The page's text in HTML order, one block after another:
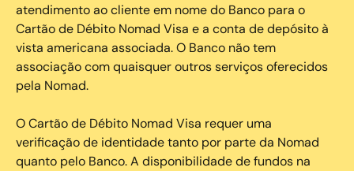
atendimento ao cliente em nome do Banco para o
Cartão de Débito Nomad Visa e a conta de depósito à
vista americana associada. O Banco não tem
associação com quaisquer outros serviços oferecidos
pela Nomad.
O Cartão de Débito Nomad Visa requer uma
verificação de identidade tanto por parte da Nomad
quanto pelo Banco. A disponibilidade de fundos na